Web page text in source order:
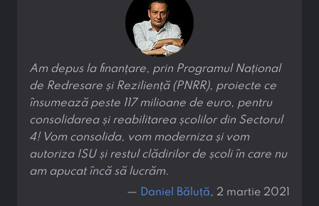
Am depus la finanțare, prin Programul Național
de Redresare și Reziliență (PNRR), proiecte ce
însumează peste 117 milioane de euro, pentru
consolidarea și reabilitarea școlilor din Sectorul
4! Vom consolida, vom moderniza și vom
autoriza ISU și restul clădirilor de școli în care nu
am apucat încă să lucrăm.
— Daniel Băluță, 2 martie 2021